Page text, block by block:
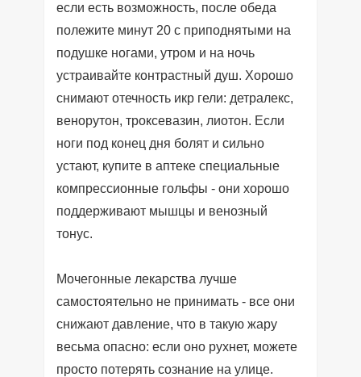
если есть возможность, после обеда
полежите минут 20 с приподнятыми на
подушке ногами, утром и на ночь
устраивайте контрастный душ. Хорошо
снимают отечность икр гели: детралекс,
венорутон, троксевазин, лиотон. Если
ноги под конец дня болят и сильно
устают, купите в аптеке специальные
компрессионные гольфы - они хорошо
поддерживают мышцы и венозный
тонус.
Мочегонные лекарства лучше
самостоятельно не принимать - все они
снижают давление, что в такую жару
весьма опасно: если оно рухнет, можете
просто потерять сознание на улице.